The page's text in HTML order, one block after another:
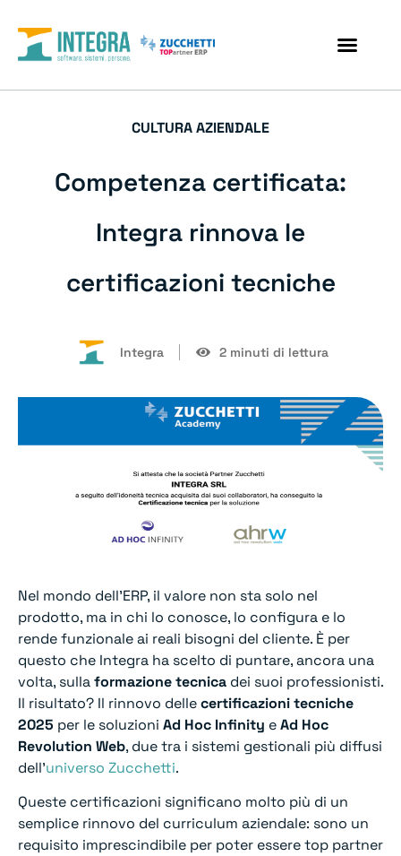
CULTURA AZIENDALE
Competenza certificata:
Integra rinnova le
certificazioni tecniche
Integra 2 minuti di lettura
Nel mondo dell’ERP, il valore non sta solo nel
prodotto, ma in chi lo conosce, lo configura e lo
rende funzionale ai reali bisogni del cliente. È per
questo che Integra ha scelto di puntare, ancora una
volta, sullaformazione tecnica dei suoi professionisti.
Il risultato? Il rinnovo dellecertificazioni tecniche
2025 per le soluzioni Ad Hoc Infinity eAd Hoc
Revolution Web, due tra i sistemi gestionali più diffusi
dell’universo Zucchetti.
Queste certificazioni significano molto più di un
semplice rinnovo del curriculum aziendale: sono un
requisito imprescindibile per poter essere top partner